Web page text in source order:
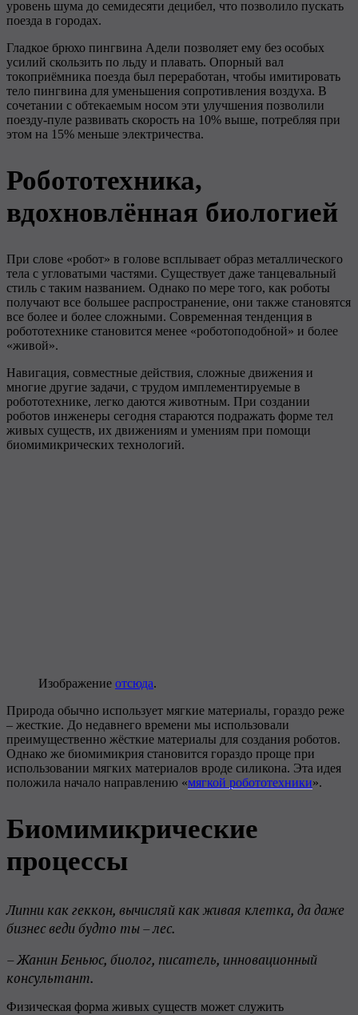
уровень шума до семидесяти децибел, что позволило пускать
поезда в городах.
Гладкое брюхо пингвина Адели позволяет ему без особых
усилий скользить по льду и плавать. Опорный вал
токоприёмника поезда был переработан, чтобы имитировать
тело пингвина для уменьшения сопротивления воздуха. В
сочетании с обтекаемым носом эти улучшения позволили
поезду-пуле развивать скорость на 10% выше, потребляя при
этом на 15% меньше электричества.
Робототехника,
вдохновлённая биологией
При слове «робот» в голове всплывает образ металлического
тела с угловатыми частями. Существует даже танцевальный
стиль с таким названием. Однако по мере того, как роботы
получают все большее распространение, они также становятся
все более и более сложными. Современная тенденция в
робототехнике становится менее «роботоподобной» и более
«живой».
Навигация, совместные действия, сложные движения и
многие другие задачи, с трудом имплементируемые в
робототехнике, легко даются животным. При создании
роботов инженеры сегодня стараются подражать форме тел
живых существ, их движениям и умениям при помощи
биомимикрических технологий.
Изображение отсюда.
Природа обычно использует мягкие материалы, гораздо реже
– жесткие. До недавнего времени мы использовали
преимущественно жёсткие материалы для создания роботов.
Однако же биомимикрия становится гораздо проще при
использовании мягких материалов вроде силикона. Эта идея
положила начало направлению «мягкой робототехники».
Биомимикрические
процессы
Липни как геккон, вычисляй как живая клетка, да даже
бизнес веди будто ты – лес.
– Жанин Беньюс, биолог, писатель, инновационный
консультант.
Физическая форма живых существ может служить